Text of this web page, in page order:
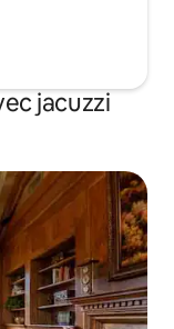
jacuzzi